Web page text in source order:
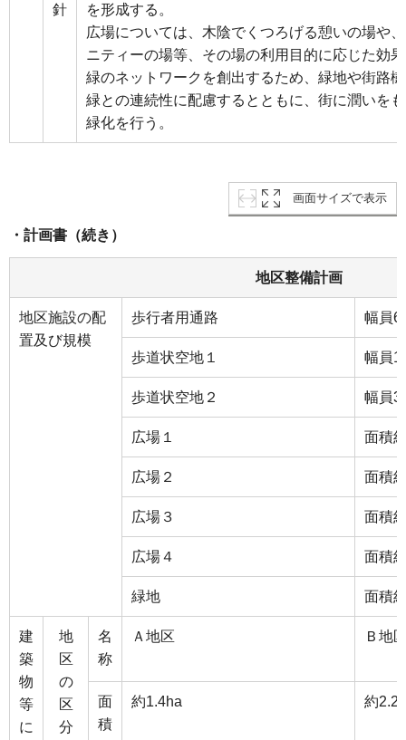
針
を形成する。
広場については、木陰でくつろげる憩いの場や
ニティーの場等、その場の利用目的に応じた効
緑のネットワークを創出するため、緑地や街路
緑との連続性に配慮するとともに、街に潤いを
緑化を行う。
画面サイズで表示
・計画書（続き）
地区整備計画
地区施設の配
置及び規模
歩行者用通路 幅員
歩道状空地１ 幅員
歩道状空地２ 幅員
広場１ 面積
広場２ 面積
広場３ 面積
広場４ 面積
緑地 面積
建
築
物
等
に
地
区
の
区
分
名
称
Ａ地区 Ｂ地
面
積
約1.4ha 約